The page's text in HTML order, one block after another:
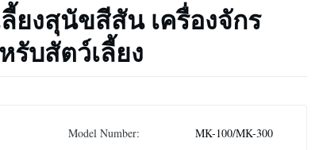
ยงสุนัขสีสัน เครื่องจักร
รับสัตว์เลี้ยง
Model Number: MK-100/MK-300